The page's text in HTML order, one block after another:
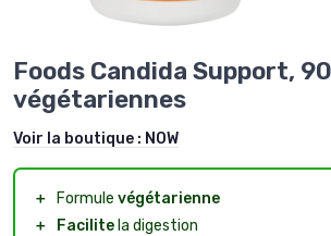
Foods Candida Support,
végétariennes
Voir la boutique : NOW
＋ Formule végétarienne
＋
Facilite la digestion